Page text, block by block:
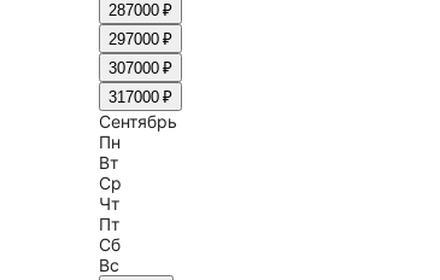
287000 ₽
297000 ₽
307000 ₽
317000 ₽
Сентябрь
Пн
Вт
Ср
Чт
Пт
Сб
Вс